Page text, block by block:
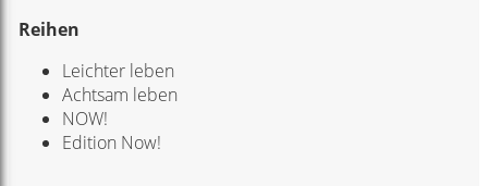
Reihen
Leichter leben
Achtsam leben
NOW!
Edition Now!